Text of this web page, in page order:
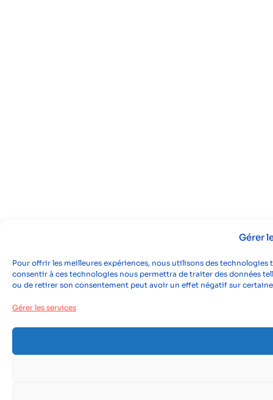
Gérer
Pour offrir les meilleures expériences, nous utilisons des
consentir à ces technologies nous permettra de traiter des données
ou de retirer son consentement peut avoir un effet négatif sur
Gérer les services